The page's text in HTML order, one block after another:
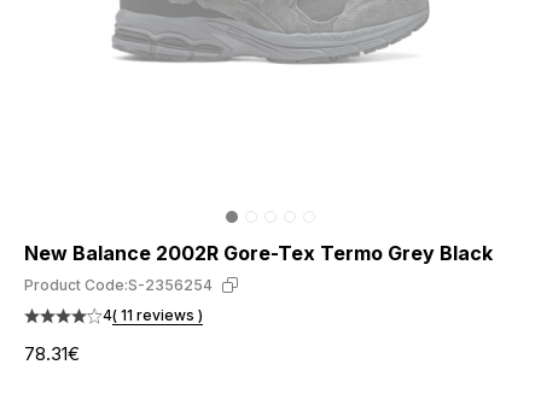
New Balance 2002R Gore-Tex Termo Grey Black
Product Code:S-2356254
4( 11 reviews )
78.31€